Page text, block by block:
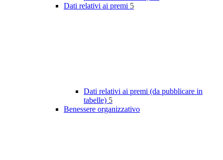
Dati relativi ai premi 5
Dati relativi ai premi (da pubblicare in
tabelle) 5
Benessere organizzativo